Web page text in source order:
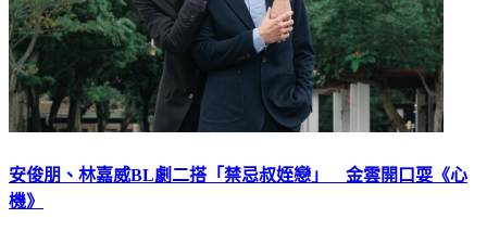
安俊朋、林嘉威BL劇二搭「禁忌叔姪戀」 金雲開口耍《心
機》